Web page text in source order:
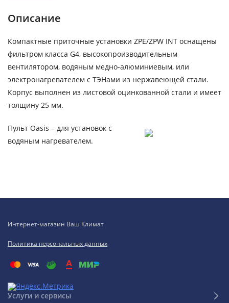
Описание
Компактные приточные установки ZPE/ZPW INT оснащены
фильтром класса G4, высокопроизводительным
вентилятором, водяным медно-алюминиевым, или
электронагревателем с ТЭНами из нержавеющей стали.
Корпус выполнен из листовой оцинкованной стали и имеет
толщину 25 мм.
Пульт Oasis – для установок с
водяным нагревателем.
Интернет-магазин Ваш Климат
Политика персональных данных
Услуги и сервисы